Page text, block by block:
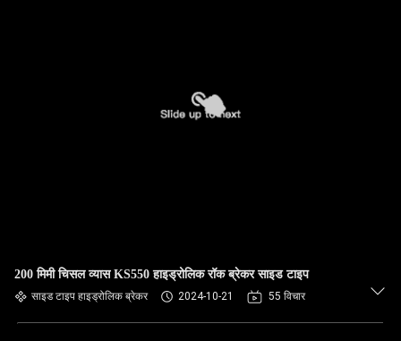
200 मिमी चिसल व्यास KS550 हाइड्रोलिक रॉक ब्रेकर साइड टाइप
साइड टाइप हाइड्रोलिक ब्रेकर 2024-10-21 55 विचार